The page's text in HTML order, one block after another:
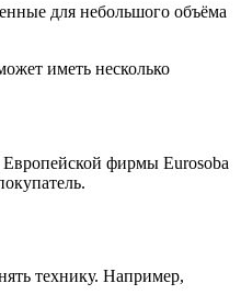
для небольшого объёма
иметь несколько
фирмы Eurosoba
технику. Например,